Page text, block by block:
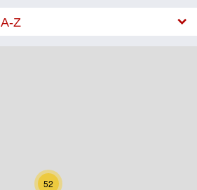
A-Z
Niederösterreich
52